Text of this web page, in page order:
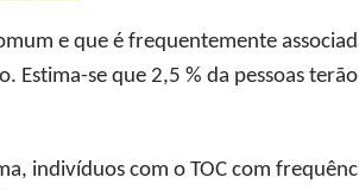
e que é frequentemente
se que 2,5 % da pessoas terão
indivíduos com o TOC com